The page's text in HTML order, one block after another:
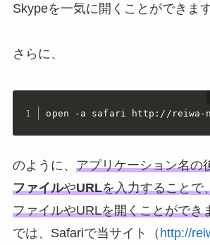
Skypeを一気に開くことができます
さらに、
open -a safari http://reiwa-
のように、 アプリケーション名の
ファイルやURLを入力することで
ファイルやURLを開くことができ
では、Safariで当サイト（ http://